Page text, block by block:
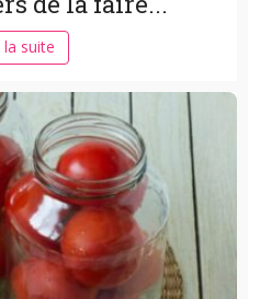
la suite